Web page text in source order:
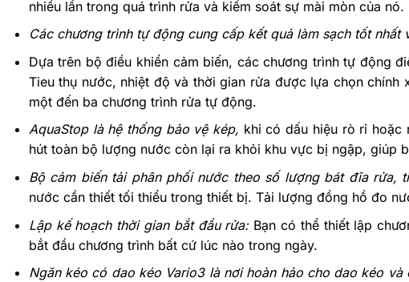
nhiều lần trong quá trình rửa và kiểm soát sự mài mòn của
Các chương trình tự động cung cấp kết quả làm sạch tốt
Dựa trên bộ điều khiển cảm biến, các chương trình tự động
Tieu thụ nước, nhiệt độ và thời gian rửa được lựa chọn
một đến ba chương trình rửa tự động.
AquaStop là hệ thống bảo vệ kép, khi có dấu hiệu rò rỉ hoặc
hút toàn bộ lượng nước còn lại ra khỏi khu vực bị ngập, giúp
Bộ cảm biến tải phân phối nước theo số lượng bát đĩa rửa,
nước cần thiết tối thiểu trong thiết bị. Tải lượng đồng hồ đo
Lập kế hoạch thời gian bắt đầu rửa: Bạn có thể thiết lập
bắt đầu chương trình bất cứ lúc nào trong ngày.
Ngăn kéo có dao kéo Vario3 là nơi hoàn hảo cho dao kéo và